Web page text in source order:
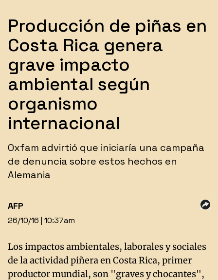
Producción de piñas en
Costa Rica genera
grave impacto
ambiental según
organismo
internacional
Oxfam advirtió que iniciaría una campaña
de denuncia sobre estos hechos en
Alemania
AFP
26/10/16 | 10:37am
Los impactos ambientales, laborales y sociales
de la actividad piñera en Costa Rica, primer
productor mundial, son "graves y chocantes",